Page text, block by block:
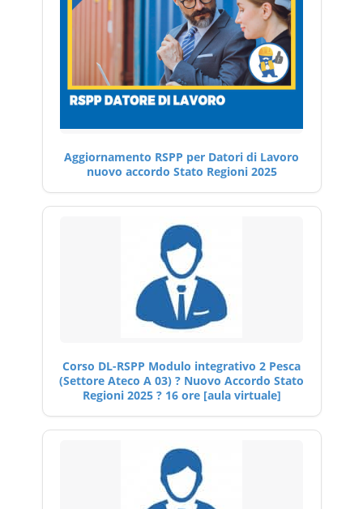
Aggiornamento RSPP per Datori di Lavoro
nuovo accordo Stato Regioni 2025
Corso DL-RSPP Modulo integrativo 2 Pesca
(Settore Ateco A 03) ? Nuovo Accordo Stato
Regioni 2025 ? 16 ore [aula virtuale]